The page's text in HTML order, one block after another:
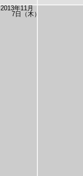
2013年11月
7日（木）